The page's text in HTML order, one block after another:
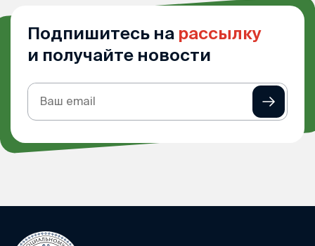
Подпишитесь на рассылку
и получайте новости
Подписка
на